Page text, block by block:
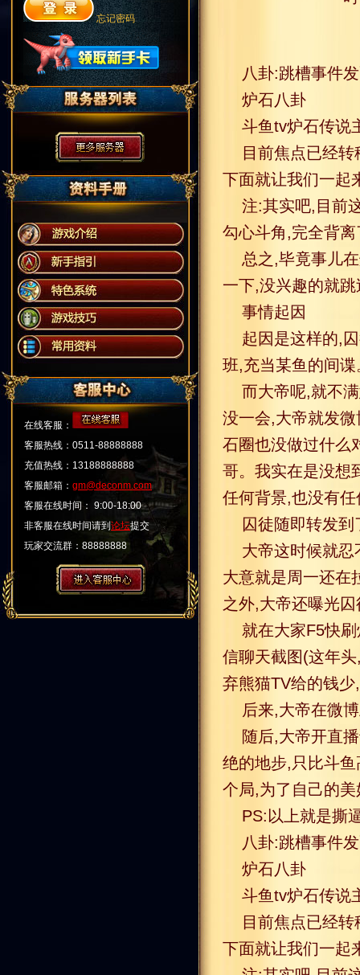
忘记密码
在线客服：
客服热线：0511-88888888
充值热线：13188888888
客服邮箱： gm@deconm.com
客服在线时间： 9:00-18:00
非客服在线时间请到 论坛提交
玩家交流群：88888888
八卦:跳槽事件
炉石八卦
斗鱼tv炉石传说
目前焦点已经
下面就让我们一起
注:其实吧,目前
勾心斗角,完全背
总之,毕竟事儿
一下,没兴趣的就
事情起因
起因是这样的,
班,充当某鱼的间谍
而大帝呢,就不
没一会,大帝就发
石圈也没做过什么
哥。我实在是没想
任何背景,也没有
囚徒随即转发
大帝这时候就
大意就是周一还在
之外,大帝还曝光
就在大家F5快
信聊天截图(这年
弃熊猫TV给的钱
后来,大帝在微
随后,大帝开直
绝的地步,只比斗
个局,为了自己的美
PS:以上就是撕
八卦:跳槽事件
炉石八卦
斗鱼tv炉石传说
目前焦点已经
下面就让我们一起